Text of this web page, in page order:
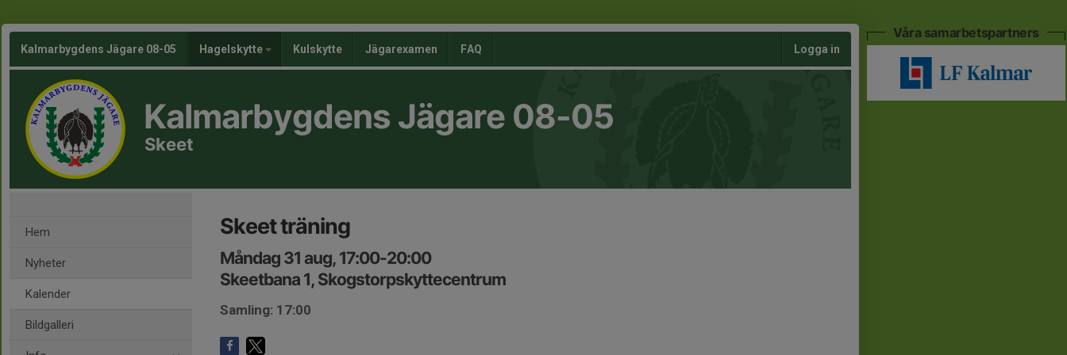
Kalmarbygdens Jägare 08-05 Hagelskytte Kulskytte Jägarexamen FAQ Logga in
Kalmarbygdens Jägare 08-05
Skeet
Hem
Nyheter
Kalender
Bildgalleri
Skeet träning
Måndag 31 aug, 17:00-20:00
Skeetbana 1, Skogstorpskyttecentrum
Samling: 17:00
Våra samarbetspartners